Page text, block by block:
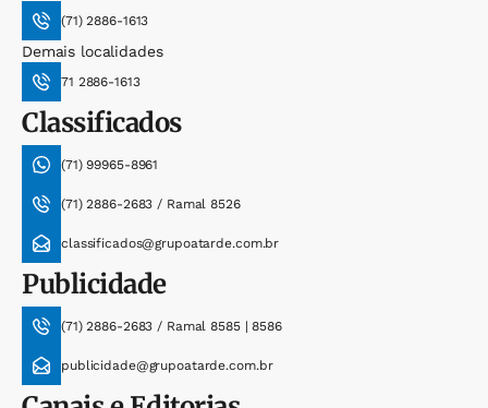
(71) 2886-1613
Demais localidades
71 2886-1613
Classificados
(71) 99965-8961
(71) 2886-2683 / Ramal 8526
classificados@grupoatarde.com.br
Publicidade
(71) 2886-2683 / Ramal 8585 | 8586
publicidade@grupoatarde.com.br